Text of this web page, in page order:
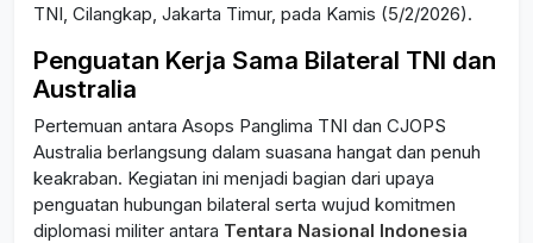
TNI, Cilangkap, Jakarta Timur, pada Kamis (5/2/2026).
Penguatan Kerja Sama Bilateral TNI dan
Australia
Pertemuan antara Asops Panglima TNI dan CJOPS
Australia berlangsung dalam suasana hangat dan penuh
keakraban. Kegiatan ini menjadi bagian dari upaya
penguatan hubungan bilateral serta wujud komitmen
diplomasi militer antara Tentara Nasional Indonesia